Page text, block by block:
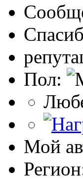
Пол:
Мой